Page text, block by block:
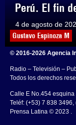
Perú. El fin
4 de agosto de
Gustavo Espinoza M
© 2016-2026 Agencia
Radio – Televisión –
Todos los derechos
Calle E No.454
Teléf: (+53) 7 838
Prensa Latina © 2023 .